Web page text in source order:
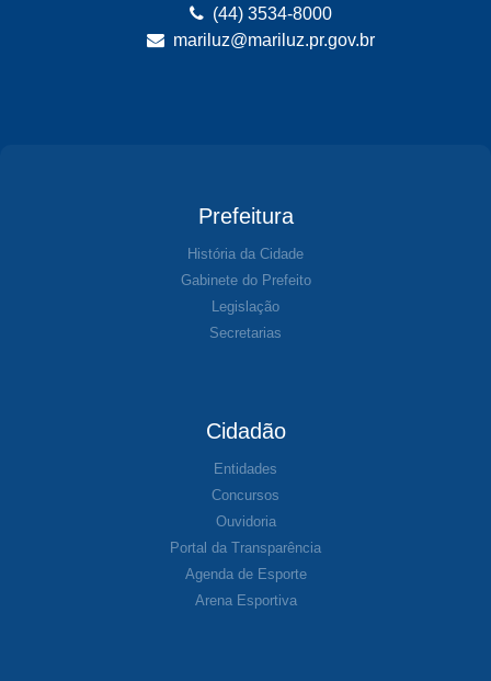
(44) 3534-8000
mariluz@mariluz.pr.gov.br
Prefeitura
História da Cidade
Gabinete do Prefeito
Legislação
Secretarias
Cidadão
Entidades
Concursos
Ouvidoria
Portal da Transparência
Agenda de Esporte
Arena Esportiva